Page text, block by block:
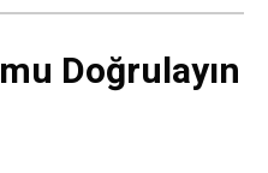
Doğrulayın